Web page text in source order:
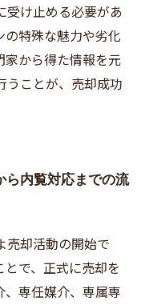
受け止める必要があ
の特殊な魅力や劣化
家から得た情報を元
うことが、売却成功
ら内覧対応までの流
売却活動の開始で
で、正式に売却を
専任媒介、専属専